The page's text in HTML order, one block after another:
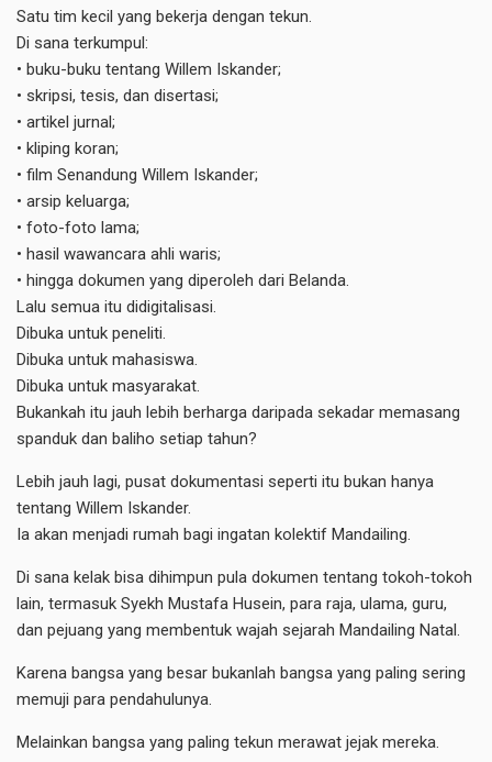
Satu tim kecil yang bekerja dengan tekun.
Di sana terkumpul:
• buku-buku tentang Willem Iskander;
• skripsi, tesis, dan disertasi;
• artikel jurnal;
• kliping koran;
• film Senandung Willem Iskander;
• arsip keluarga;
• foto-foto lama;
• hasil wawancara ahli waris;
• hingga dokumen yang diperoleh dari Belanda.
Lalu semua itu didigitalisasi.
Dibuka untuk peneliti.
Dibuka untuk mahasiswa.
Dibuka untuk masyarakat.
Bukankah itu jauh lebih berharga daripada sekadar memasang
spanduk dan baliho setiap tahun?
Lebih jauh lagi, pusat dokumentasi seperti itu bukan hanya
tentang Willem Iskander.
Ia akan menjadi rumah bagi ingatan kolektif Mandailing.
Di sana kelak bisa dihimpun pula dokumen tentang tokoh-tokoh
lain, termasuk Syekh Mustafa Husein, para raja, ulama, guru,
dan pejuang yang membentuk wajah sejarah Mandailing Natal.
Karena bangsa yang besar bukanlah bangsa yang paling sering
memuji para pendahulunya.
Melainkan bangsa yang paling tekun merawat jejak mereka.